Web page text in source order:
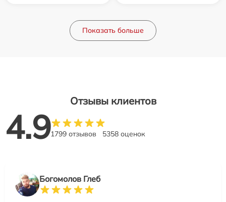
Показать больше
Отзывы клиентов
4.91799 отзывов 5358 оценок
Богомолов Глеб